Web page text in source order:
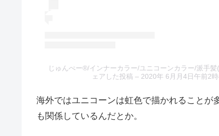
じゅんぺー®︎/インナーカラー/ユニコーンカラー/派手
ェアした投稿 – 2020年 6月月4日午前2
海外ではユニコーンは虹色で描かれることが
も関係しているんだとか。